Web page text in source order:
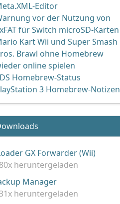
Editor
vor der Nutzung von
für Switch microSD-Karten
Kart Wii und Super Smash
Brawl ohne Homebrew
online spielen
Homebrew-Status
3 Homebrew-Notizen
GX Forwarder (Wii)
heruntergeladen
Manager
heruntergeladen